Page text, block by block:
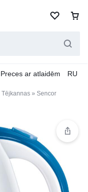
Preces ar atlaidēm RU
Tējkannas » Sencor